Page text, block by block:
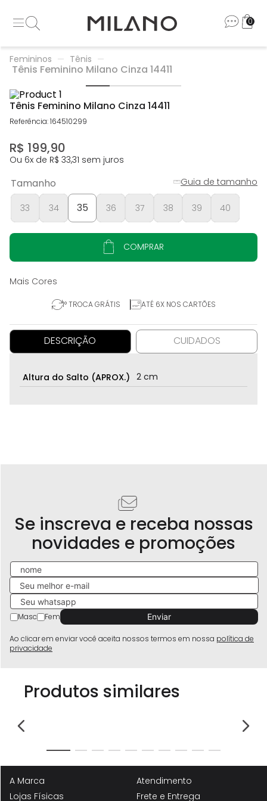
0
Femininos Tênis
Tênis Feminino Milano Cinza 14411
Tênis Feminino Milano Cinza 14411
Referência:164510299
R$ 199,90
Ou 6x de R$ 33,31 sem juros
Tamanho
33 34 35 36 37 38 39 40
Guia de tamanho
COMPRAR
1° TROCA GRÁTIS ATÉ 6X NOS CARTÕES
DESCRIÇÃO CUIDADOS
Altura do Salto (APROX.) 2 cm
Se inscreva e receba nossas
novidades e promoções
Masc Fem
Ao clicar em enviar você aceita nossos termos em nossa política de
privacidade
Produtos similares